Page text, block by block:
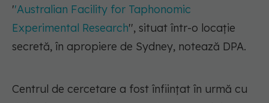
''Australian Facility for Taphonomic
Experimental Research'', situat într-o locaţie
secretă, în apropiere de Sydney, notează DPA.
Centrul de cercetare a fost înfiinţat în urmă cu